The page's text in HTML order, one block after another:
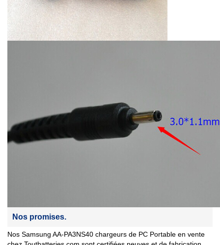
Nos promises.
Nos Samsung AA-PA3NS40 chargeurs de PC Portable en vente